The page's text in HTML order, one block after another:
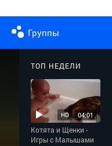
Группы
ТОП НЕДЕЛИ
04:01
HD
Котята и Щенки -
Игры с Малышами